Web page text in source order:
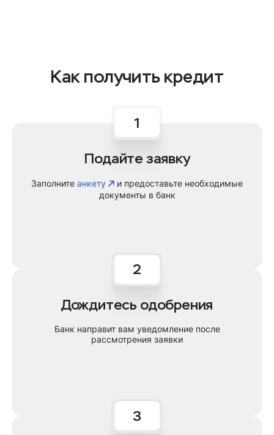
Как получить кредит
Подайте заявку
Заполните анкету
и предоставьте необходимые
документы в банк
Дождитесь одобрения
Банк направит вам уведомление после
рассмотрения заявки